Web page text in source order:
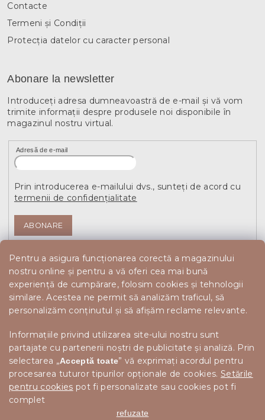
Pentru a asigura funcționarea corectă a magazinului
nostru online și pentru a vă oferi cea mai bună
experiență de cumpărare, folosim cookies și tehnologii
similare. Acestea ne permit să analizăm traficul, să
personalizăm conținutul și să afișăm reclame relevante.
Informațiile privind utilizarea site-ului nostru sunt
partajate cu partenerii noștri de publicitate și analiză. Prin
selectarea „Acceptă toate” vă exprimați acordul pentru
procesarea tuturor tipurilor opționale de cookies. Setările
pentru cookies pot fi personalizate sau cookies pot fi
complet
refuzate
Contacte
Termeni și Condiții
Protecția datelor cu caracter personal
Abonare la newsletter
Introduceţi adresa dumneavoastră de e-mail şi vă vom
trimite informaţii despre produsele noi disponibile în
magazinul nostru virtual.
Adresă de e-mail
Prin introducerea e-mailului dvs., sunteți de acord cu
termenii de confidențialitate
ABONARE